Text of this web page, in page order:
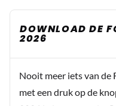
DOWNLOAD DE
2026
Nooit meer iets van de
met een druk op de